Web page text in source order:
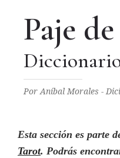
Paje
Por Aníbal Morales -
Esta sección es parte
Tarot. Podrás